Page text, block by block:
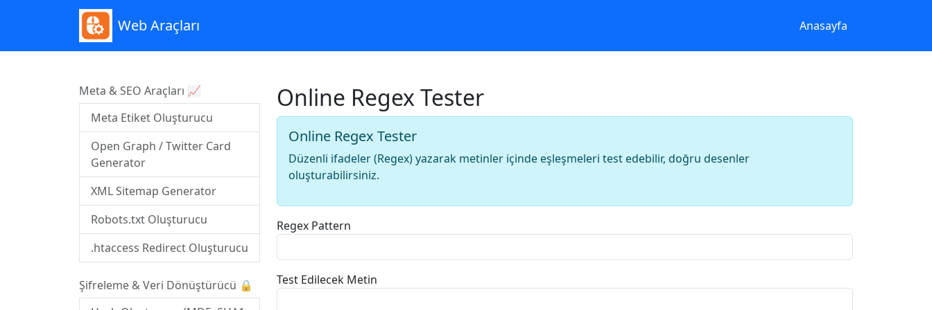
Web Araçları Anasayfa
Meta & SEO Araçları 📈
Meta Etiket Oluşturucu
Open Graph / Twitter Card
Generator
XML Sitemap Generator
Robots.txt Oluşturucu
.htaccess Redirect Oluşturucu
Şifreleme & Veri Dönüştürücü 🔒
Online Regex Tester
Online Regex Tester
Düzenli ifadeler (Regex) yazarak metinler içinde eşleşmeleri test edebilir, doğru desenler
oluşturabilirsiniz.
Regex Pattern
Test Edilecek Metin